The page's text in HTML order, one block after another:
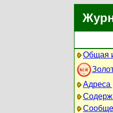
Общая
Адреса